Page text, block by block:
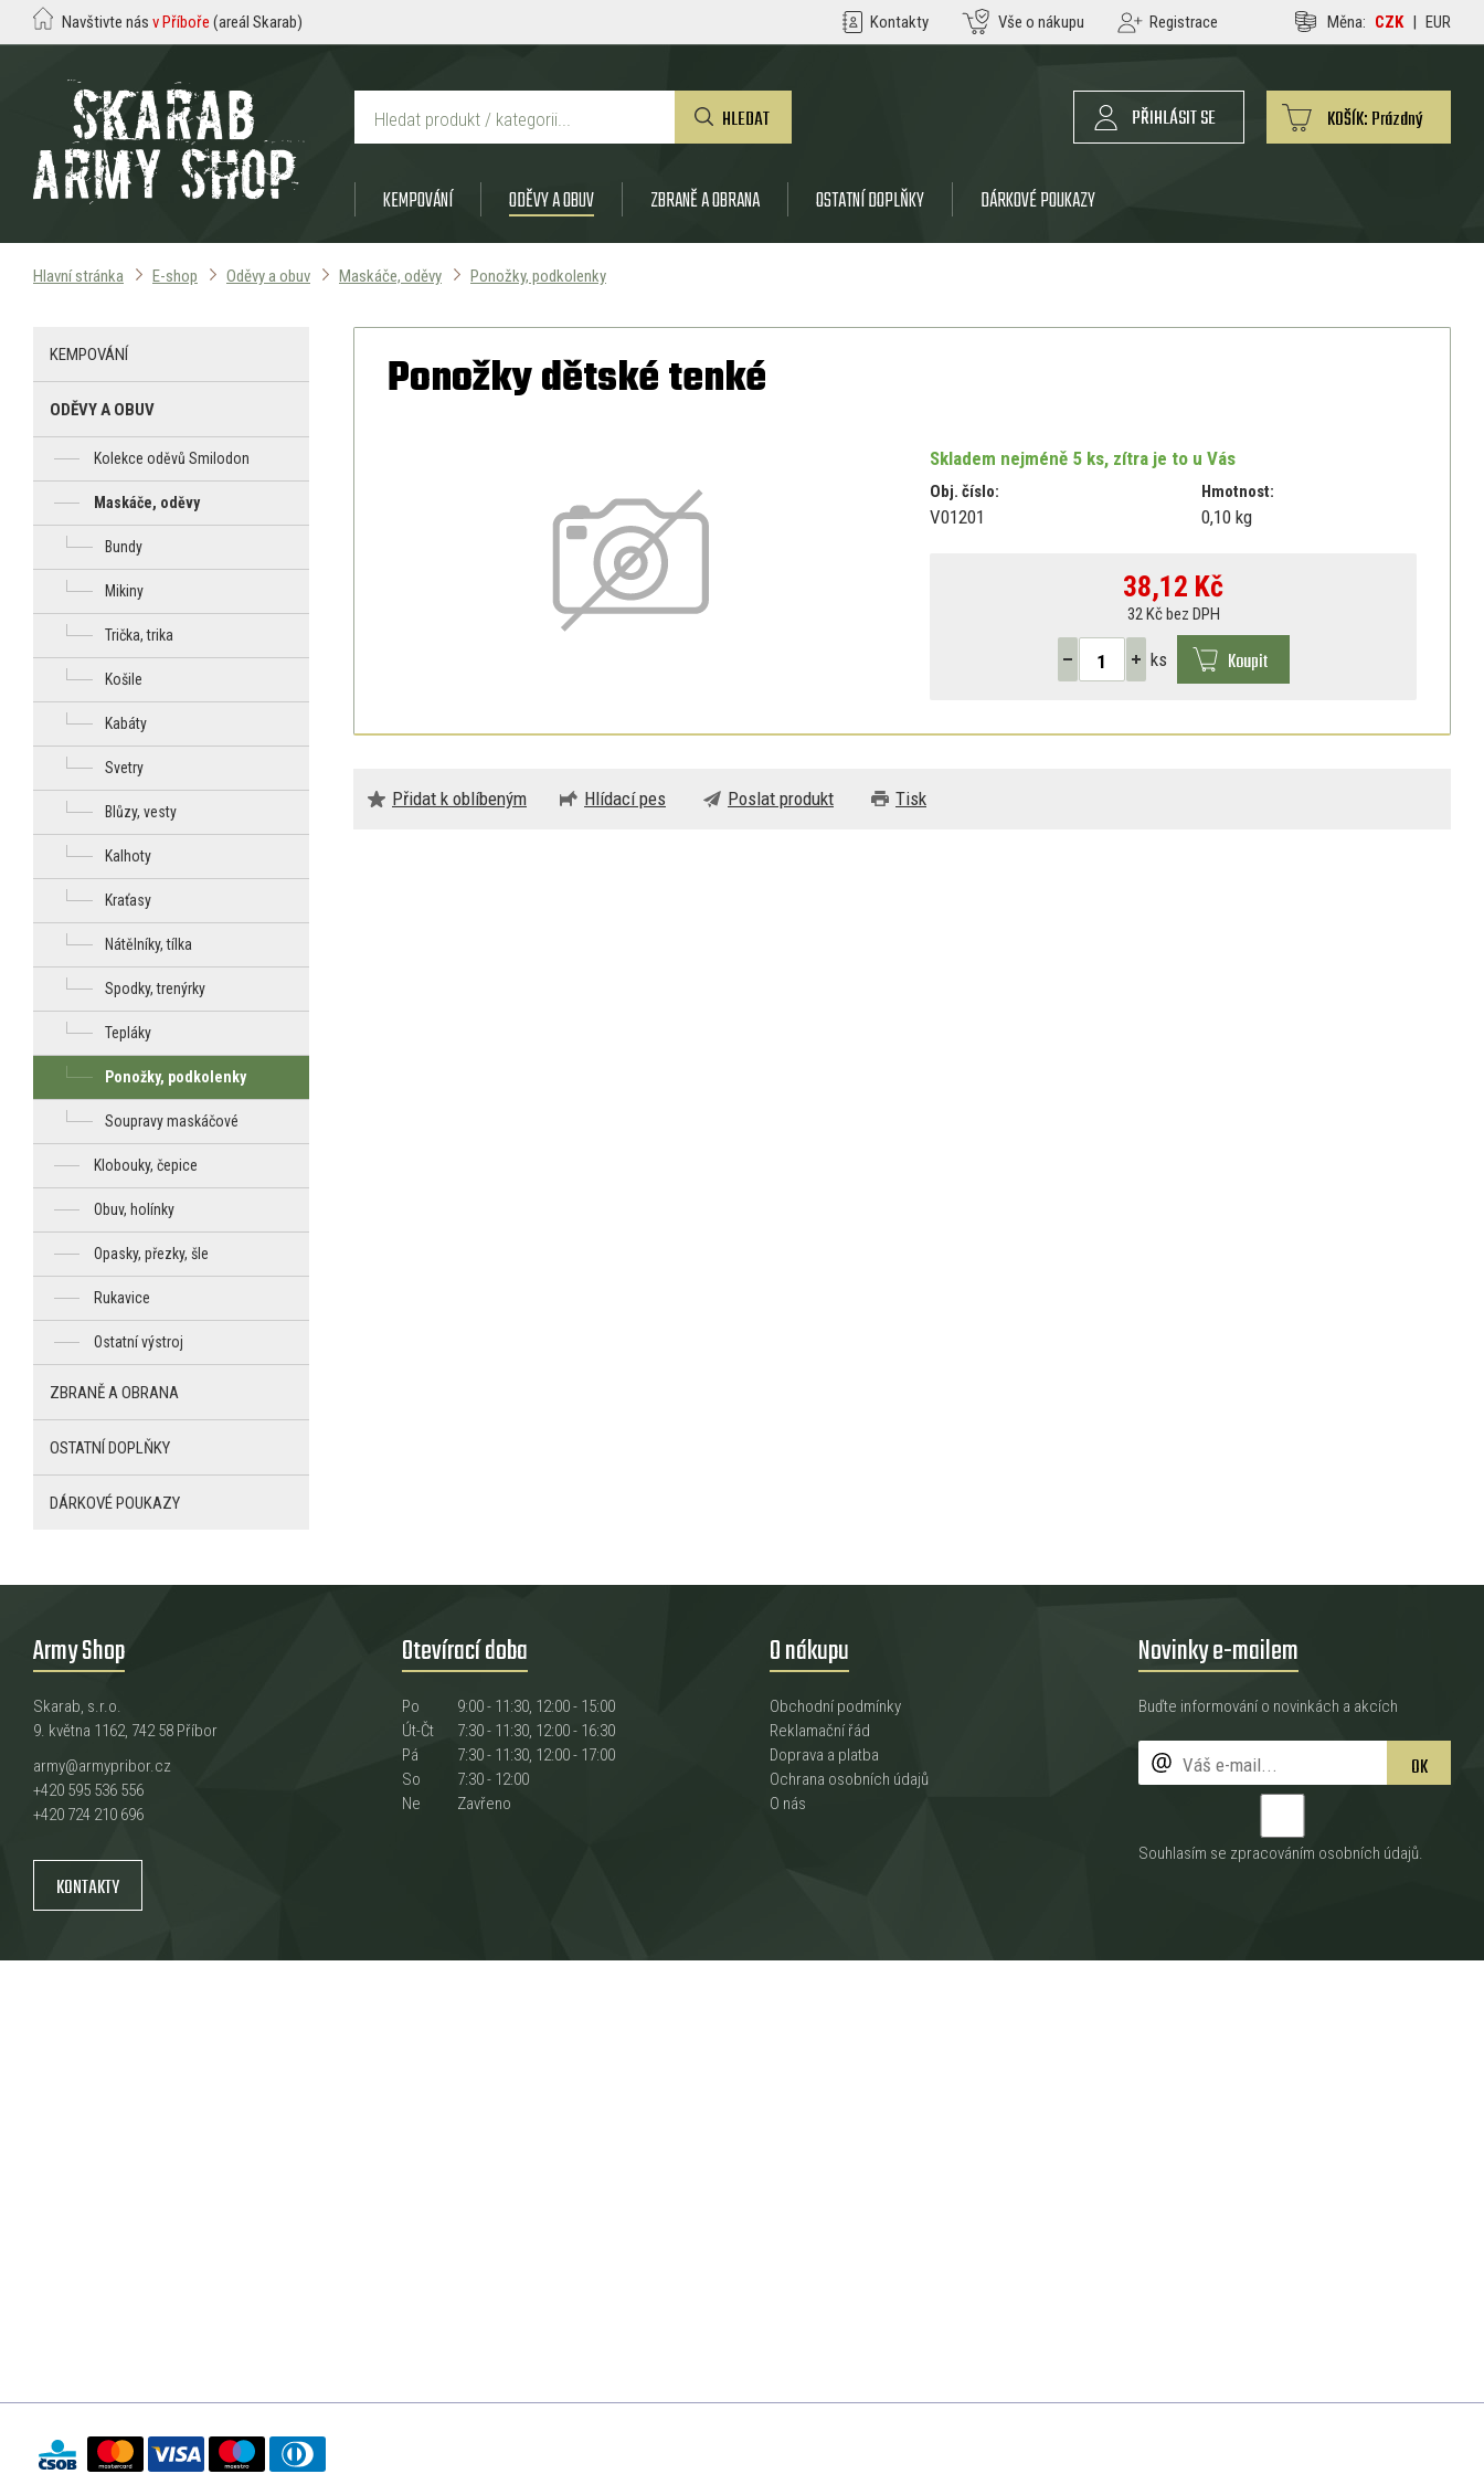
Navštivte nás v Příboře (areál Skarab) Kontakty Vše o nákupu Registrace Měna: CZK | EUR
HLEDAT KOŠÍK:Prázdný
PŘIHLÁSIT SE
KEMPOVÁNÍ ODĚVY A OBUV ZBRANĚ A OBRANA OSTATNÍ DOPLŇKY DÁRKOVÉ POUKAZY
Hlavní stránka E-shop Oděvy a obuv Maskáče, oděvy Ponožky, podkolenky
Ponožky dětské tenké
Skladem nejméně 5 ks, zítra je to u Vás
Obj. číslo:
V01201
Hmotnost:
0,10 kg
38,12 Kč
32 Kč bez DPH
ks Koupit
Přidat k oblíbeným Hlídací pes Poslat produkt Tisk
KEMPOVÁNÍ
ODĚVY A OBUV
Kolekce oděvů Smilodon
Maskáče, oděvy
Bundy
Mikiny
Trička, trika
Košile
Kabáty
Svetry
Blůzy, vesty
Kalhoty
Kraťasy
Nátělníky, tílka
Spodky, trenýrky
Tepláky
Ponožky, podkolenky
Soupravy maskáčové
Klobouky, čepice
Obuv, holínky
Opasky, přezky, šle
Rukavice
Ostatní výstroj
ZBRANĚ A OBRANA
OSTATNÍ DOPLŇKY
DÁRKOVÉ POUKAZY
Army Shop
Skarab, s.r.o.
9. května 1162, 742 58 Příbor
army@armypribor.cz
+420 595 536 556
+420 724 210 696
KONTAKTY
Otevírací doba
Po
9:00 - 11:30, 12:00 - 15:00
Út-Čt
7:30 - 11:30, 12:00 - 16:30
Pá
7:30 - 11:30, 12:00 - 17:00
So
7:30 - 12:00
Ne
Zavřeno
O nákupu
Obchodní podmínky
Reklamační řád
Doprava a platba
Ochrana osobních údajů
O nás
Novinky e-mailem
Buďte informování o novinkách a akcích
OK
Souhlasím se zpracováním osobních údajů.